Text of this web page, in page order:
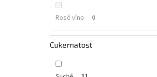
Rosé víno 0
Cukernatost